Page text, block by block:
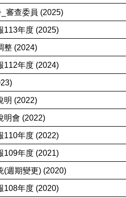
審查委員 (2025)
113年度 (2025)
整 (2024)
112年度 (2024)
明 (2022)
明會 (2022)
110年度 (2022)
109年度 (2021)
(週期變更) (2020)
108年度 (2020)